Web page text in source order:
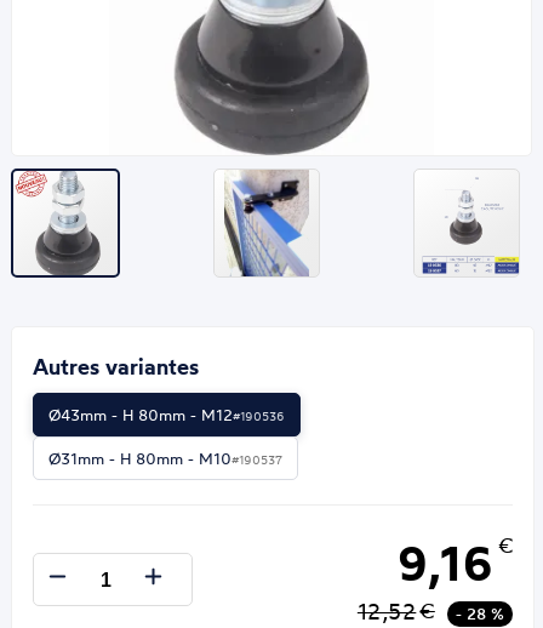
Autres variantes
Ø43mm - H 80mm - M12#190536
Ø31mm - H 80mm - M10#190537
9,16 €
12,52€ - 28 %